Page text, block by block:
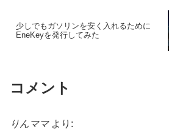
少しでもガソリンを安く入れるために
EneKeyを発行してみた
コメント
りんママ より: